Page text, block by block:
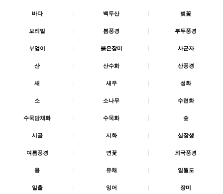
바다 | 백두산 | 벚꽃
보리밭 | 봄풍경 | 부두풍경
부엉이 | 붉은장미 | 사군자
산 | 산수화 | 산풍경
새 | 새우 | 성화
소 | 소나무 | 수련화
수묵담채화 | 수묵화 | 숲
시골 | 시화 | 십장생
여름풍경 | 연꽃 | 외국풍경
용 | 유채 | 일월도
일출 | 잉어 | 장미